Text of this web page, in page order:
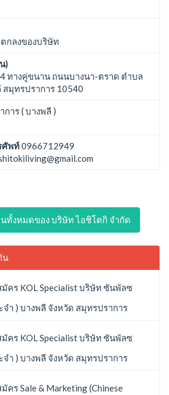
กลงของบริษัท
)
ทางคู่ขนาน ถนนบางนา-ตราด ตำบล
สมุทรปราการ 10540
การ ( บางพลี )
ศัพท์0966712949
ทั้งหมดของ บริษัท ไอชิโตกิ จำกัด
น
คร KOL Specialist บริษัท ซันพัลซ
จำ ) บางพลี จังหวัด สมุทรปราการ
คร KOL Specialist บริษัท ซันพัลซ
จำ ) บางพลี จังหวัด สมุทรปราการ
คร Sale & Marketing (Chinese